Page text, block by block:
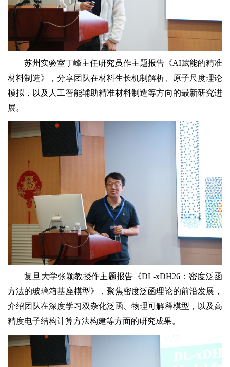
苏州实验室丁峰主任研究员作主题报告《AI赋能的精准
材料制造》，分享团队在材料生长机制解析、原子尺度理论
模拟，以及人工智能辅助精准材料制造等方向的最新研究进
展。
复旦大学张颖教授作主题报告《DL-xDH26：密度泛函
方法的玻璃箱基座模型》，聚焦密度泛函理论的前沿发展，
介绍团队在深度学习双杂化泛函、物理可解释模型，以及高
精度电子结构计算方法构建等方面的研究成果。